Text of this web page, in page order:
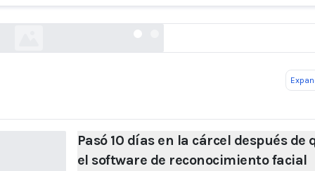
Pasó 10 días en la cárcel después de
el software de reconocimiento facial